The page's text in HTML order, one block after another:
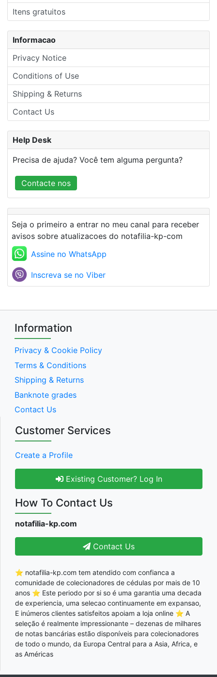
Itens gratuitos
Informacao
Privacy Notice
Conditions of Use
Shipping & Returns
Contact Us
Help Desk
Precisa de ajuda? Você tem alguma pergunta?
Contacte nos
Seja o primeiro a entrar no meu canal para receber
avisos sobre atualizacoes do notafilia-kp-com
Assine no WhatsApp
Inscreva se no Viber
Information
Privacy & Cookie Policy
Terms & Conditions
Shipping & Returns
Banknote grades
Contact Us
Customer Services
Create a Profile
Existing Customer? Log In
How To Contact Us
notafilia-kp.com
Contact Us
⭐ notafilia-kp.com tem atendido com confianca a
comunidade de colecionadores de cédulas por mais de 10
anos ⭐ Este periodo por si so é uma garantia uma decada
de experiencia, uma selecao continuamente em expansao,
E inúmeros clientes satisfeitos apoiam a loja online ⭐ A
seleção é realmente impressionante – dezenas de milhares
de notas bancárias estão disponíveis para colecionadores
de todo o mundo, da Europa Central para a Asia, Africa, e
as Américas